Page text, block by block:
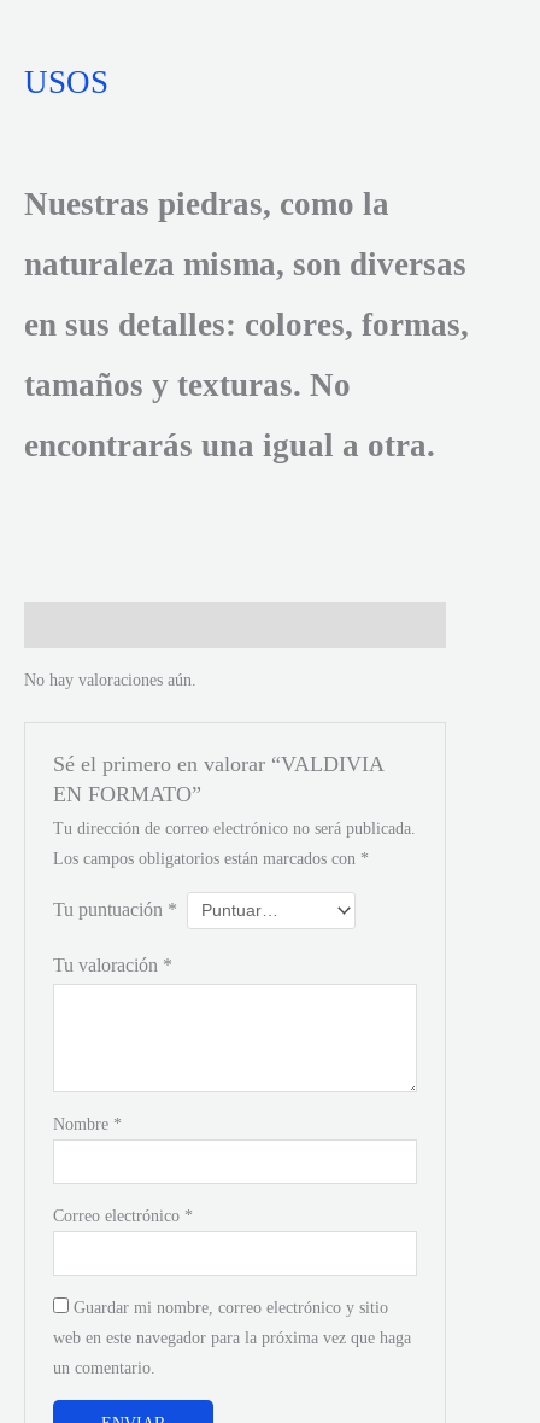
USOS
Nuestras piedras, como la
naturaleza misma, son diversas
en sus detalles: colores, formas,
tamaños y texturas. No
encontrarás una igual a otra.
No hay valoraciones aún.
Sé el primero en valorar “VALDIVIA
EN FORMATO”
Tu dirección de correo electrónico no será publicada.
Los campos obligatorios están marcados con *
Tu puntuación *
Tu valoración *
Nombre *
Correo electrónico *
Guardar mi nombre, correo electrónico y sitio
web en este navegador para la próxima vez que haga
un comentario.